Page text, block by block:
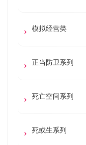
模拟经营类
正当防卫系列
死亡空间系列
死或生系列